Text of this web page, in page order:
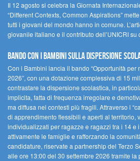
Il 12 agosto si celebra la Giornata
“Different Contexts, Common Aspirations”
tutti i giovani del mondo hanno in comune.
giovanile italiano e il contributo dell’UNICRI su
Bando Con i Bambini sulla dispersione
Con i Bambini lancia il bando “Opportunità per
2026”, con una dotazione complessiva di 15
contrastare la dispersione scolastica, in
implicita, fatta di frequenza irregolare e
ma diffusa nei contesti più fragili. Attraverso i
di apprendimento flessibili e aperti al territorio,
individualizzati per ragazze e ragazzi tra i 14 e
attivamente le famiglie e rafforzando la
candidature, riservate a partnership del Terzo
alle ore 13:00 del 30 settembre 2026 tramite la